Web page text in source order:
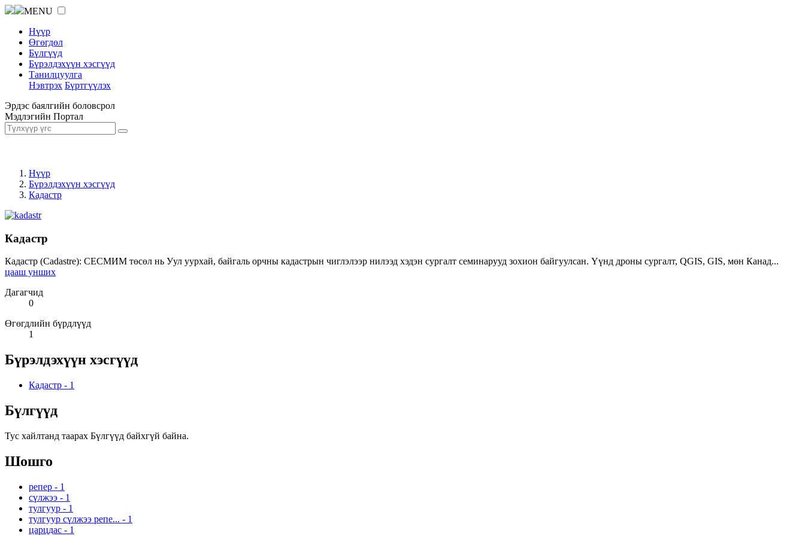
MENU
Нүүр
Өгөгдөл
Бүлгүүд
Бүрэлдэхүүн хэсгүүд
Танилцуулга
Нэвтрэх Бүртгүүлэх
Эрдэс баялгийн боловсрол
Мэдлэгийн Портал
Нүүр
Бүрэлдэхүүн хэсгүүд
Кадастр
Кадастр
Кадастр (Cadastre): СЕСМИМ төсөл нь Уул уурхай, байгаль орчны кадастрын чиглэлээр нилээд хэдэн сургалт семинарууд зохион байгуулсан. Үүнд дроны сургалт, QGIS, GIS, мөн Канад...
цааш унших
Дагагчид
0
Өгөгдлийн бүрдлүүд
1
Бүрэлдэхүүн хэсгүүд
Кадастр - 1
Бүлгүүд
Тус хайлтанд таарах Бүлгүүд байхгүй байна.
Шошго
репер - 1
сүлжээ - 1
тулгуур - 1
тулгуур сүлжээ репе... - 1
царцдас - 1